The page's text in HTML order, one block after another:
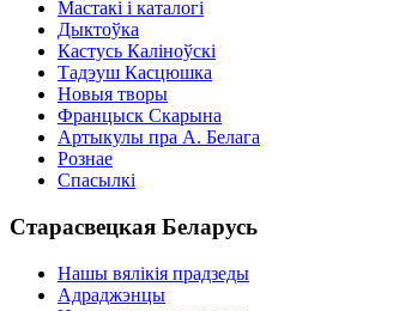
Мастакі i каталогi
Дыктоўка
Кастусь Каліноўскі
Тадэуш Касцюшка
Новыя творы
Францыск Скарына
Артыкулы пра А. Белага
Рознае
Спасылкі
Старасвецкая Беларусь
Нашы вялікія прадзеды
Адраджэнцы